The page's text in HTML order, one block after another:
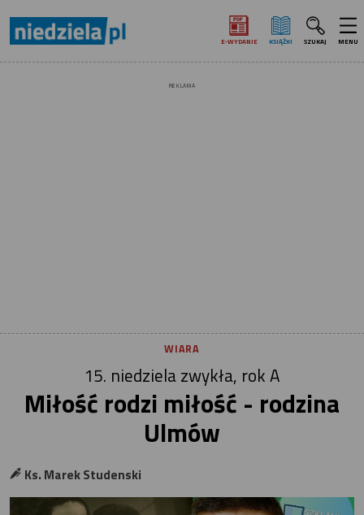
E‑WYDANIE KSIĄŻKI SZUKAJ MENU
REKLAMA
WIARA
15. niedziela zwykła, rok A
Miłość rodzi miłość - rodzina
Ulmów
Ks. Marek Studenski